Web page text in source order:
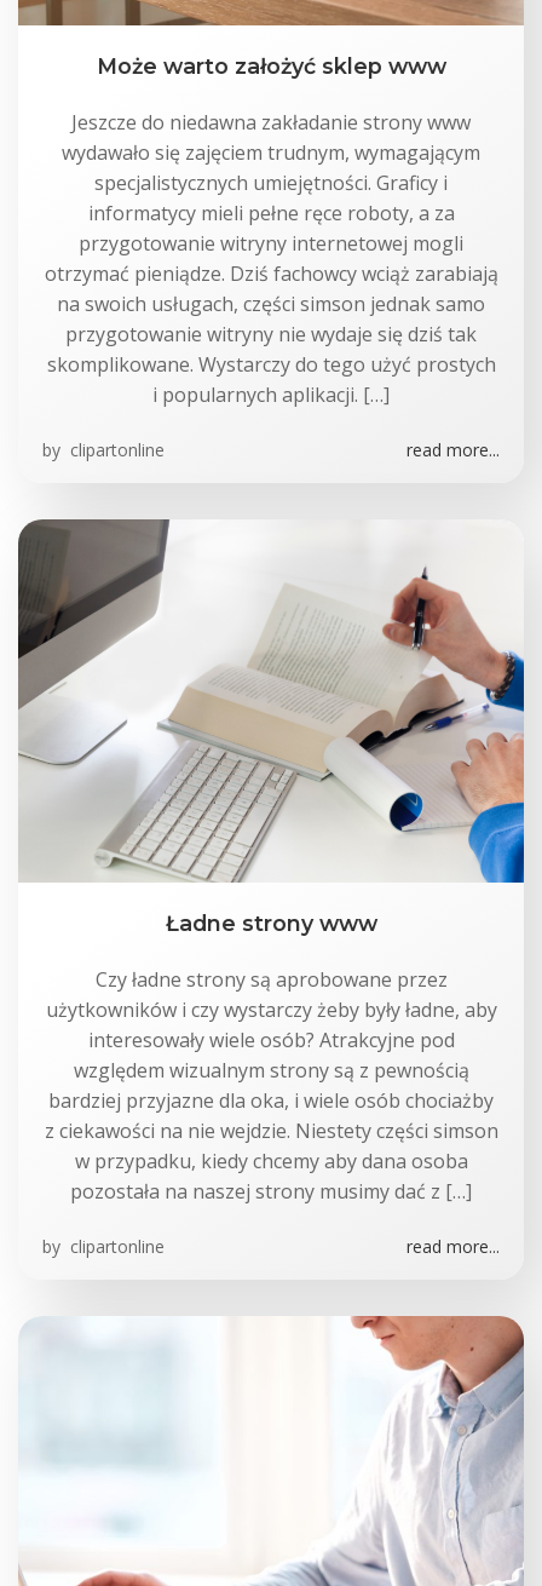
Może warto założyć sklep www
Jeszcze do niedawna zakładanie strony www
wydawało się zajęciem trudnym, wymagającym
specjalistycznych umiejętności. Graficy i
informatycy mieli pełne ręce roboty, a za
przygotowanie witryny internetowej mogli
otrzymać pieniądze. Dziś fachowcy wciąż zarabiają
na swoich usługach, części simson jednak samo
przygotowanie witryny nie wydaje się dziś tak
skomplikowane. Wystarczy do tego użyć prostych
i popularnych aplikacji. […]
by clipartonline read more...
Ładne strony www
Czy ładne strony są aprobowane przez
użytkowników i czy wystarczy żeby były ładne, aby
interesowały wiele osób? Atrakcyjne pod
względem wizualnym strony są z pewnością
bardziej przyjazne dla oka, i wiele osób chociażby
z ciekawości na nie wejdzie. Niestety części simson
w przypadku, kiedy chcemy aby dana osoba
pozostała na naszej strony musimy dać z […]
by clipartonline read more...